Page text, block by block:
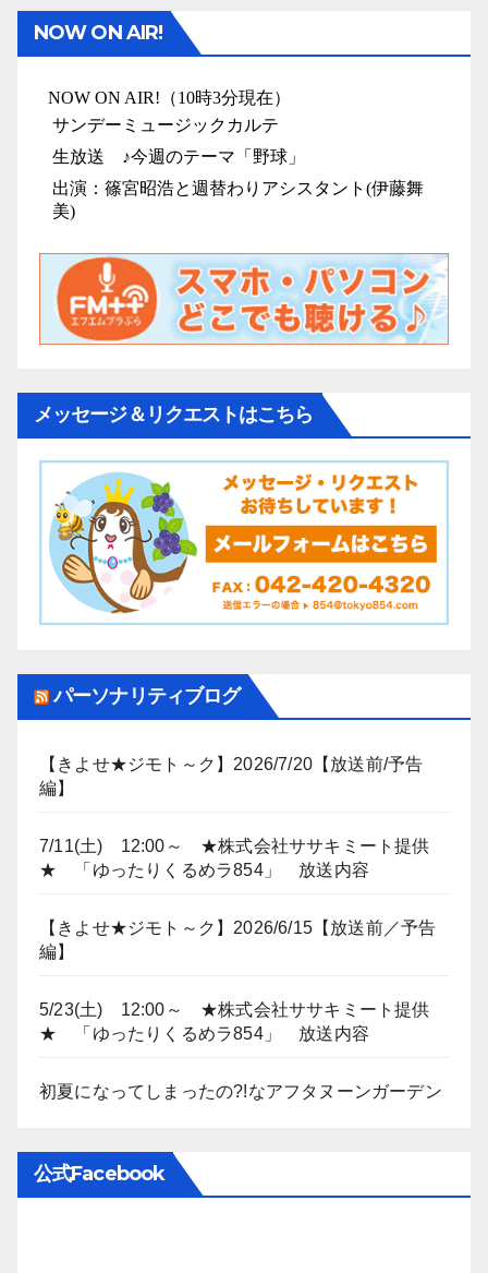
NOW ON AIR!
メッセージ＆リクエストはこちら
パーソナリティブログ
【きよせ★ジモト～ク】2026/7/20【放送前/予告
編】
7/11(土) 12:00～ ★株式会社ササキミート提供
★ 「ゆったりくるめラ854」 放送内容
【きよせ★ジモト～ク】2026/6/15【放送前／予告
編】
5/23(土) 12:00～ ★株式会社ササキミート提供
★ 「ゆったりくるめラ854」 放送内容
初夏になってしまったの?!なアフタヌーンガーデン
公式Facebook